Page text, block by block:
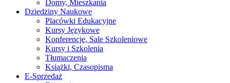
Domy, Mieszkania
Dziedziny Naukowe
Placówki Edukacyjne
Kursy Językowe
Konferencje, Sale Szkoleniowe
Kursy i Szkolenia
Tłumaczenia
Książki, Czasopisma
E-Sprzedaż